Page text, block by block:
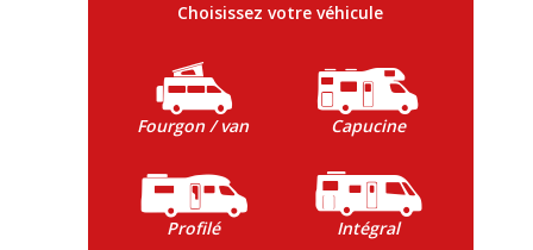
Choisissez votre véhicule
Fourgon / van Capucine
Profilé Intégral